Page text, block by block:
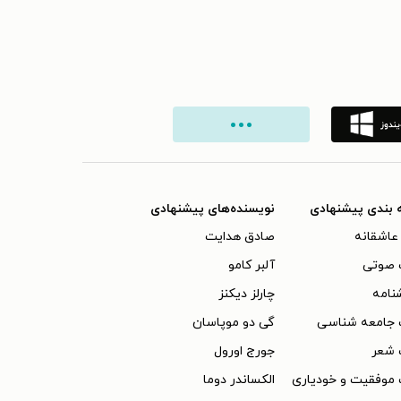
بندی پیشنهادی
صوتی
جامعه شناسی
شعر
موفقیت و خودیاری
نویسنده‌های پیشنهادی
صادق هدایت
آلبر کامو
چارلز دیکنز
گی دو موپاسان
جورج اورول
الکساندر دوما